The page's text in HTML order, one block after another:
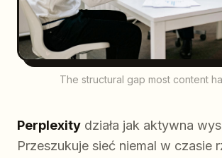
The structural gap most content
Perplexity działa jak aktywna
Przeszukuje sieć niemal w czasie